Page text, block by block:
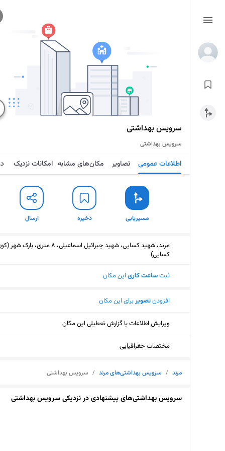
سرویس بهداشتی
سرویس بهداشتی
اطلاعات عمومی تصاویر مکان‌های مشابه امکانات نزدیک
مسیریابی ذخیره ارسال
مرند، شهید کسایی، شهید جبرائیل اسماعیلی، 8 متری، پارک
کسایی)
ثبتساعت کاری این مکان
افزودنتصویربرای این مکان
ویرایش اطلاعات یا گزارش تعطیلی این مکان
مختصات جغرافیایی
مرند / سرویس بهداشتی‌های مرند / سرویس بهداشتی
سرویس بهداشتی‌های پیشنهادی در نزدیکی سرویس بهداشتی